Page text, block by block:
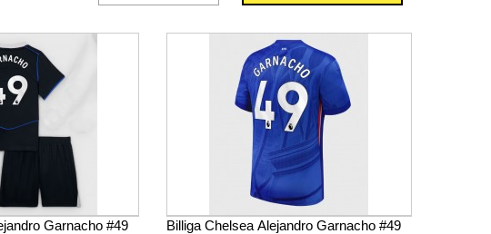
Garnacho #49
Billiga Chelsea Alejandro Garnacho #49